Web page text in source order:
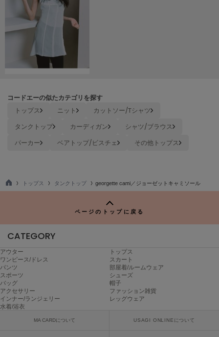
NEW Balance
ニューバランス
nezu
ナイキ
ナウンス
null.
ヌル
オルグ
オル
PATRICK
パトリック
フィリーチョコレート
コードエーの似たカテゴリを探す
トップス ニット
カットソー/Tシャツ
タンクトップ
カーディガン
シャツ/ブラウス
パーカー
ベアトップ/ビスチェ その他トップス
TO
トップス タンクトップ georgette cami／ジョーゼットキャミソール
ページのトップに戻る
CATEGORY
アウター
トップス
ワンピース/ドレス
スカート
パンツ
部屋着/ルームウェア
スポーツ
シューズ
バッグ
帽子
アクセサリー
ファッション雑貨
インナー/ランジェリー
レッグウェア
水着/浴衣
MA CARDについて USAGI ONLINEについて